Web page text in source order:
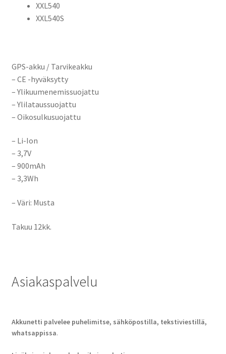
XXL540
XXL540S
GPS-akku / Tarvikeakku
– CE -hyväksytty
– Ylikuumenemissuojattu
– Ylilataussuojattu
– Oikosulkusuojattu
– Li-Ion
– 3,7V
– 900mAh
– 3,3Wh
– Väri: Musta
Takuu 12kk.
Asiakaspalvelu
Akkunetti palvelee puhelimitse, sähköpostilla, tekstiviestillä,
whatsappissa.